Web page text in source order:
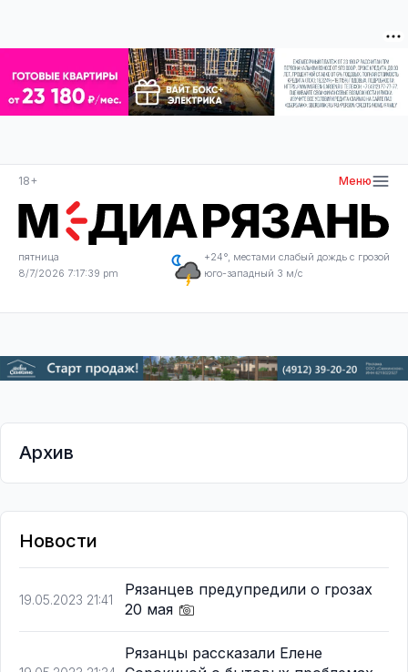
18+ Меню
пятница
8/7/2026 7:17:39 pm
+24°, местами слабый дождь с грозой
юго-западный 3 м/с
Архив
Новости
19.05.2023 21:41
Рязанцев предупредили о грозах
20 мая
Рязанцы рассказали Елене